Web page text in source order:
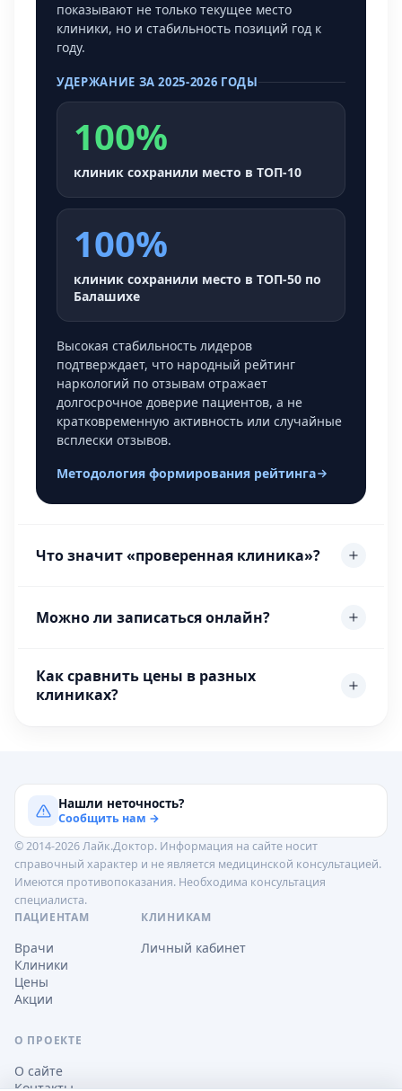
показывают не только текущее место
клиники, но и стабильность позиций год к
году.
УДЕРЖАНИЕ ЗА 2025-2026 ГОДЫ
100%
клиник сохранили место в ТОП-10
100%
клиник сохранили место в ТОП-50 по
Балашихе
Высокая стабильность лидеров
подтверждает, что народный рейтинг
наркологий по отзывам отражает
долгосрочное доверие пациентов, а не
кратковременную активность или случайные
всплески отзывов.
Методология формирования рейтинга
Что значит «проверенная клиника»?
Можно ли записаться онлайн?
Как сравнить цены в разных
клиниках?
Нашли неточность?
Сообщить нам →
© 2014-2026 Лайк.Доктор. Информация на сайте носит
справочный характер и не является медицинской консультацией.
Имеются противопоказания. Необходима консультация
специалиста.
ПАЦИЕНТАМ
Врачи
Клиники
Цены
Акции
КЛИНИКАМ
Личный кабинет
О ПРОЕКТЕ
О сайте